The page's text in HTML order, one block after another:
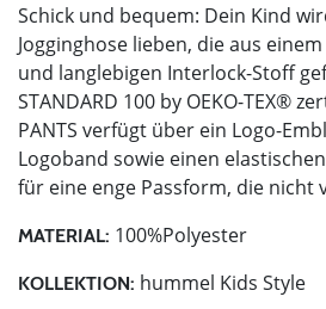
Schick und bequem: Dein Kind
Jogginghose lieben, die aus
und langlebigen Interlock-Stoff
STANDARD 100 by OEKO-TEX®
PANTS verfügt über ein Logo-
Logoband sowie einen
für eine enge Passform, die nicht
MATERIAL: 100%Polyester
KOLLEKTION: hummel Kids Style